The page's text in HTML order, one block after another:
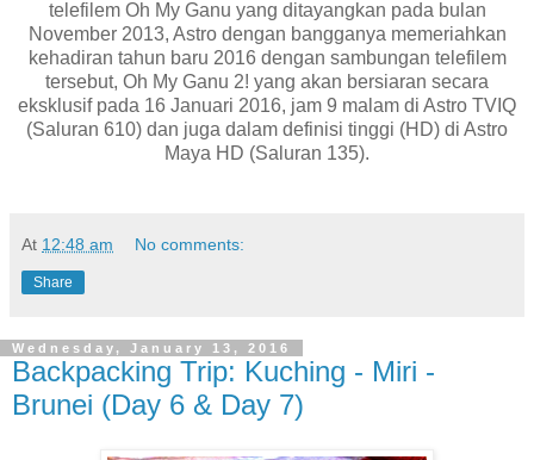
telefilem Oh My Ganu yang ditayangkan pada bulan
November 2013, Astro dengan bangganya memeriahkan
kehadiran tahun baru 2016 dengan sambungan telefilem
tersebut, Oh My Ganu 2! yang akan bersiaran secara
eksklusif pada 16 Januari 2016, jam 9 malam di Astro TVIQ
(Saluran 610) dan juga dalam definisi tinggi (HD) di Astro
Maya HD (Saluran 135).
At 12:48 am No comments:
Share
Wednesday, January 13, 2016
Backpacking Trip: Kuching - Miri -
Brunei (Day 6 & Day 7)